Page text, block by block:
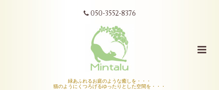
050-3552-8376
緑あふれるお庭のような癒しを・・・
猫のようにくつろげるゆったりとした空間を・・・